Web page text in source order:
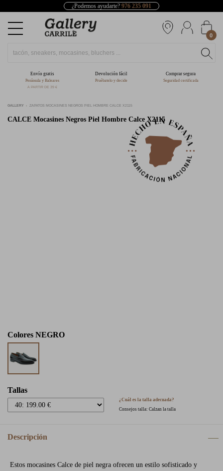
¿Podemos ayudarte? 976 235 091
0
Envío gratis
Península y Baleares
A PARTIR DE 39 €
Devolución fácil
Pruébatelo y decide
Comprar segura
Seguridad certificada
GALLERY ZAPATOS MOCASINES NEGROS PIEL HOMBRE CALCE X2115
CALCE Mocasines Negros Piel Hombre Calce X2115
Colores NEGRO
Tallas
¿Cuál es la talla adecuada?
Consejos talla: Calzan la talla
Descripción
Estos mocasines Calce de piel negra ofrecen un estilo sofisticado y